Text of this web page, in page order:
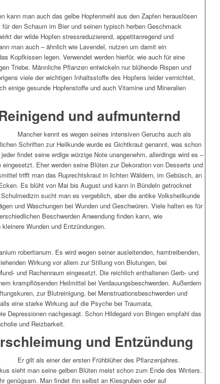
kann man auch das gelbe Hopfenmehl aus den Zapfen herauslösen
den Schaum im Bier und seinen typisch herben Geschmack
der wilde Hopfen stressreduzierend, appetitanregend und
man auch – ähnlich wie Lavendel, nutzen um damit ein
Kopfkissen legen. Verwendet werden hierfür, wie auch für eine
Triebe. Männliche Pflanzen entwickeln nur blühende Rispen und
viele der wichtigen Inhaltsstoffe des Hopfens leider vernichtet,
einige gesunde Hopfenstoffe und auch Vitamine und Mineralien
und aufmunternd
Mancher kennt es wegen seines intensiven Geruchs auch als
Schriften zur Heilkunde wurde es Gichtkraut genannt, was schon
findet seine erdige würzige Note unangenehm, allerdings wird es –
Eher werden seine Blüten zur Dekoration von Desserts und
trifft man das Ruprechtskraut in lichten Wäldern, im Gebüsch, an
Es blüht von Mai bis August und kann in Bündeln getrocknet
sucht man es vergeblich, aber die antike Volksheilkunde
und Waschungen bei Wunden und Geschwüren. Viele halten es für
Beschwerden Anwendung finden kann, wie
Wunden und Entzündungen.
robertianum. Es wird wegen seiner ausleitenden, harntreibenden,
Wirkung vor allem zur Stillung von Blutungen, bei
und Rachenraum eingesetzt. Die reichlich enthaltenen Gerb- und
krampflösenden Heilmittel bei Verdauungsbeschwerden. Außerdem
zur Blutreinigung, bei Menstruationsbeschwerden und
eine starke Wirkung auf die Psyche bei Traumata,
Depressionen nachgesagt. Schon Hildegard von Bingen empfahl das
und Reizbarkeit.
und Entzündung
Er gilt als einer der ersten Frühblüher des Pflanzenjahres.
sieht man seine gelben Blüten meist schon zum Ende des Winters.
genügsam. Man findet ihn selbst an Kiesgruben oder auf